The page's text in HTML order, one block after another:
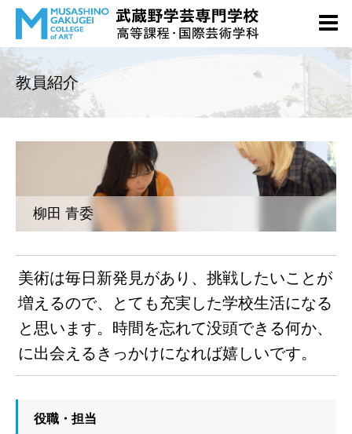
教員紹介
柳田 青委
美術は毎日新発見があり、挑戦したいことが
増えるので、とても充実した学校生活になる
と思います。時間を忘れて没頭できる何か、
に出会えるきっかけになれば嬉しいです。
役職・担当